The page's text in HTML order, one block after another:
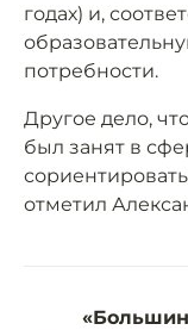
годах) и,
потребности.
Другое дело,
был занят в
отметил